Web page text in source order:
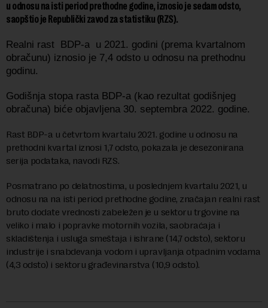
u odnosu na isti period prethodne godine, iznosio je sedam odsto,
saopštio je Republički zavod za statistiku (RZS).
Realni rast BDP-a u 2021. godini (prema kvartalnom
obračunu) iznosio je 7,4 odsto u odnosu na prethodnu
godinu.
Godišnja stopa rasta BDP-a (kao rezultat godišnjeg
obračuna) biće objavljena 30. septembra 2022. godine.
Rast BDP-a u četvrtom kvartalu 2021. godine u odnosu na
prethodni kvartal iznosi 1,7 odsto, pokazala je desezonirana
serija podataka, navodi RZS.
Posmatrano po delatnostima, u poslednjem kvartalu 2021, u
odnosu na na isti period prethodne godine, značajan realni rast
bruto dodate vrednosti zabeležen je u sektoru trgovine na
veliko i malo i popravke motornih vozila, saobraćaja i
skladištenja i usluga smeštaja i ishrane (14,7 odsto), sektoru
industrije i snabdevanja vodom i upravljanja otpadnim vodama
(4,3 odsto) i sektoru građevinarstva (10,9 odsto).